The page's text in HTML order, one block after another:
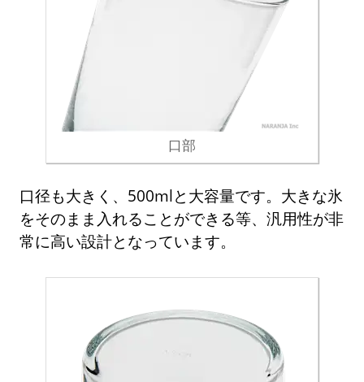
口部
口径も大きく、500mlと大容量です。大きな氷
をそのまま入れることができる等、汎用性が非
常に高い設計となっています。